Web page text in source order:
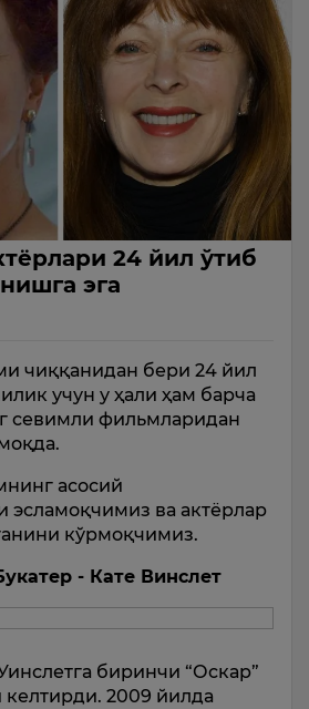
24 йил ўтиб
эга
чиққанидан бери 24 йил
учун у ҳали ҳам барча
севимли фильмларидан
асосий
эсламоқчимиз ва актёрлар
кўрмоқчимиз.
- Кате Винслет
биринчи “Оскар”
2009 йилда